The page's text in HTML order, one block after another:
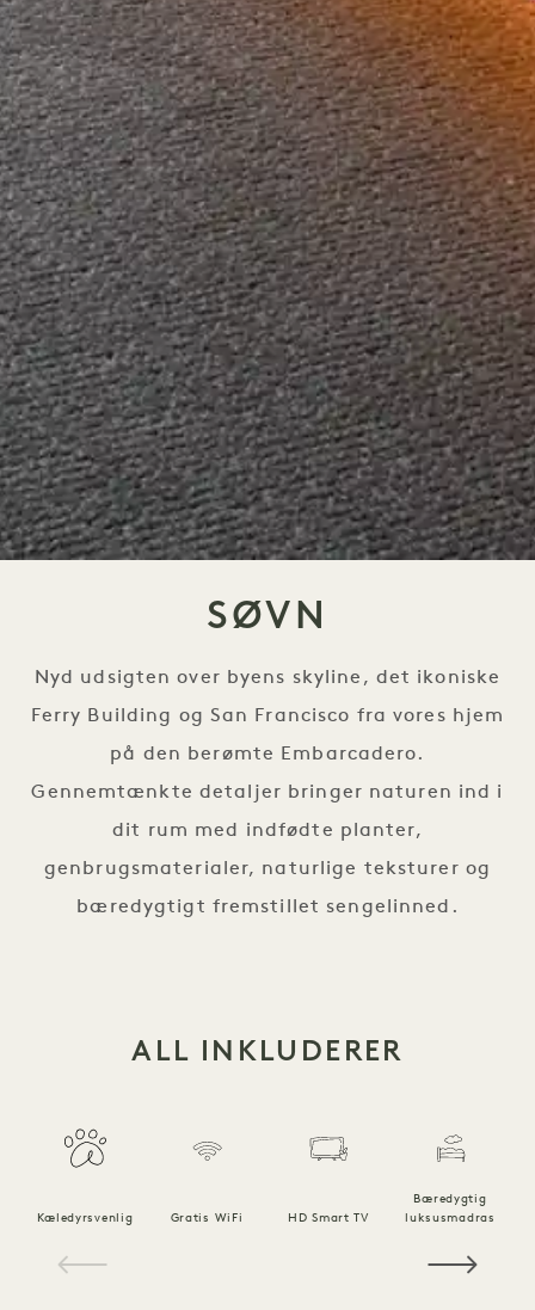
SØVN
Nyd udsigten over byens skyline, det ikoniske
Ferry Building og San Francisco fra vores hjem
på den berømte Embarcadero.
Gennemtænkte detaljer bringer naturen ind i
dit rum med indfødte planter,
genbrugsmaterialer, naturlige teksturer og
bæredygtigt fremstillet sengelinned.
ALL INKLUDERER
Kæledyrsvenlig Gratis WiFi HD Smart TV
Bæredygtig
luksusmadras